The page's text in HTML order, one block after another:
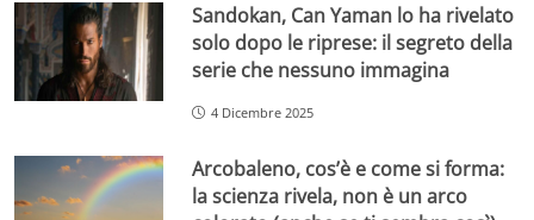
Sandokan, Can Yaman lo ha rivelato
solo dopo le riprese: il segreto della
serie che nessuno immagina
4 Dicembre 2025
Arcobaleno, cos’è e come si forma:
la scienza rivela, non è un arco